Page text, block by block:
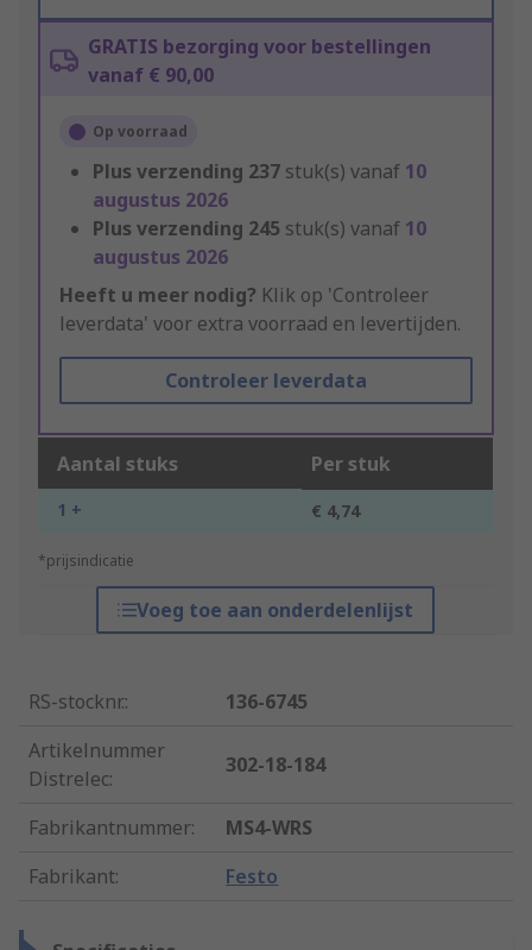
GRATIS bezorging voor bestellingen
vanaf € 90,00
Op voorraad
Plus verzending 237 stuk(s) vanaf 10
augustus 2026
Plus verzending 245 stuk(s) vanaf 10
augustus 2026
Heeft u meer nodig? Klik op 'Controleer
leverdata' voor extra voorraad en levertijden.
Controleer leverdata
Aantal stuks Per stuk
1 + € 4,74
*prijsindicatie
Voeg toe aan onderdelenlijst
RS-stocknr.:
136-6745
Artikelnummer
Distrelec:
302-18-184
Fabrikantnummer:
MS4-WRS
Fabrikant: Festo